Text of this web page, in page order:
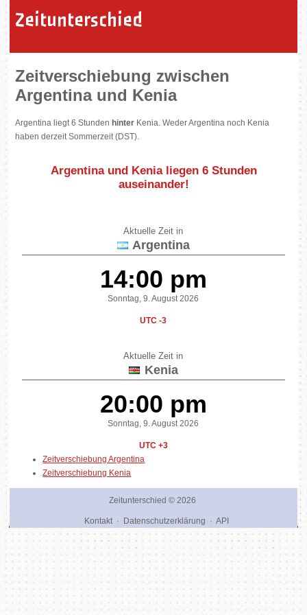
Zeitunterschied
Zeitverschiebung zwischen
Argentina und Kenia
Argentina liegt 6 Stundenhinter Kenia. Weder Argentina noch Kenia
haben derzeit Sommerzeit (DST).
Argentina und Kenia liegen 6 Stunden
auseinander!
Aktuelle Zeit in
Argentina
14:00 pm
Sonntag, 9. August 2026
UTC -3
Aktuelle Zeit in
Kenia
20:00 pm
Sonntag, 9. August 2026
UTC +3
Zeitverschiebung Argentina
Zeitverschiebung Kenia
Zeitunterschied © 2026
Kontakt· Datenschutzerklärung · API